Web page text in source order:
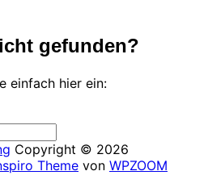
gefunden?
einfach hier ein:
Copyright © 2026
Theme von WPZOOM